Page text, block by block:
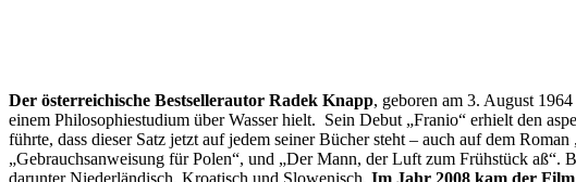
Der österreichische Bestsellerautor Radek Knapp, geboren am 3. August
einem Philosophiestudium über Wasser hielt. Sein Debut „Franio“ erhielt den
führte, dass dieser Satz jetzt auf jedem seiner Bücher steht – auch auf dem
„Gebrauchsanweisung für Polen“, und „Der Mann, der Luft zum Frühstück aß“.
darunter Niederländisch, Kroatisch und Slowenisch. Im Jahr 2008 kam der